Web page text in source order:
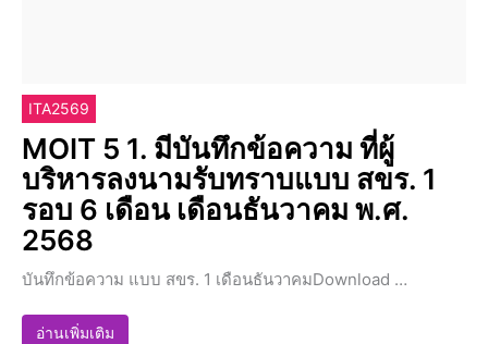
ITA2569
MOIT 5 1. มีบันทึกข้อความ ที่ผู้
บริหารลงนามรับทราบแบบ สขร. 1
รอบ 6 เดือน เดือนธันวาคม พ.ศ.
2568
บันทึกข้อความ แบบ สขร. 1 เดือนธันวาคมDownload …
อ่านเพิ่มเติม